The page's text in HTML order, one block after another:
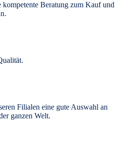
Beratung zum Kauf und
Filialen eine gute Auswahl an
ganzen Welt.